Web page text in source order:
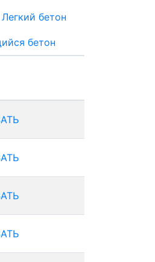
Легкий бетон
бетон